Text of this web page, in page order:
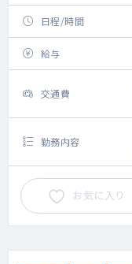
日程/時間
給与
交通費
勤務内容
お気に入り